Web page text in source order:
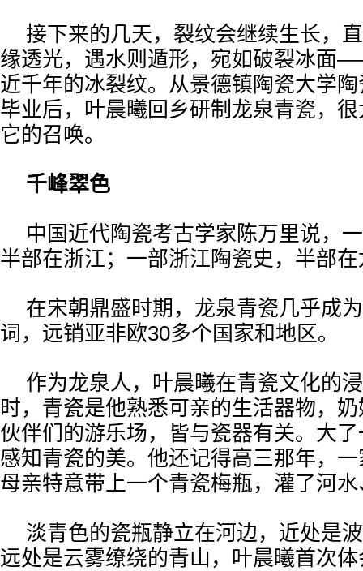
接下来的几天，裂纹会继续生长，
缘透光，遇水则遁形，宛如破裂冰面
近千年的冰裂纹。从景德镇陶瓷大学
毕业后，叶晨曦回乡研制龙泉青瓷，
它的召唤。
千峰翠色
中国近代陶瓷考古学家陈万里说，
半部在浙江；一部浙江陶瓷史，半部
在宋朝鼎盛时期，龙泉青瓷几乎成
词，远销亚非欧30多个国家和地区。
作为龙泉人，叶晨曦在青瓷文化的
时，青瓷是他熟悉可亲的生活器物，
伙伴们的游乐场，皆与瓷器有关。大
感知青瓷的美。他还记得高三那年，
母亲特意带上一个青瓷梅瓶，灌了河
淡青色的瓷瓶静立在河边，近处是
远处是云雾缭绕的青山，叶晨曦首次